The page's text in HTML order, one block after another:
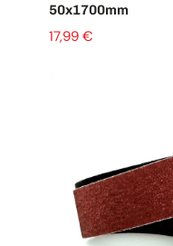
50x1700mm
17,99 €